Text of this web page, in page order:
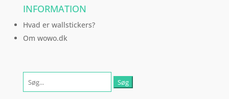
INFORMATION
Hvad er wallstickers?
Om wowo.dk
efter: